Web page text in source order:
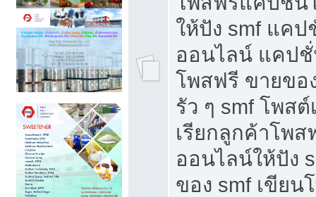
ให้ปัง smf แค
ออนไลน์ แคป
โพสฟรี ขายขอ
รัว ๆ smf โพส
เรียกลูกค้าโพส
ออนไลน์ให้ปัง
ของ smf เขียน